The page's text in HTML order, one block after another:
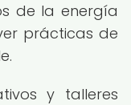
de la energía
prácticas de
y talleres